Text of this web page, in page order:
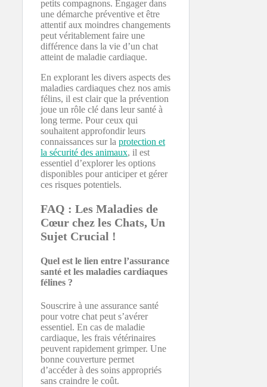
petits compagnons. Engager dans
une démarche préventive et être
attentif aux moindres changements
peut véritablement faire une
différence dans la vie d’un chat
atteint de maladie cardiaque.
En explorant les divers aspects des
maladies cardiaques chez nos amis
félins, il est clair que la prévention
joue un rôle clé dans leur santé à
long terme. Pour ceux qui
souhaitent approfondir leurs
connaissances sur la protection et
la sécurité des animaux, il est
essentiel d’explorer les options
disponibles pour anticiper et gérer
ces risques potentiels.
FAQ : Les Maladies de
Cœur chez les Chats, Un
Sujet Crucial !
Quel est le lien entre l’assurance
santé et les maladies cardiaques
félines ?
Souscrire à une assurance santé
pour votre chat peut s’avérer
essentiel. En cas de maladie
cardiaque, les frais vétérinaires
peuvent rapidement grimper. Une
bonne couverture permet
d’accéder à des soins appropriés
sans craindre le coût.